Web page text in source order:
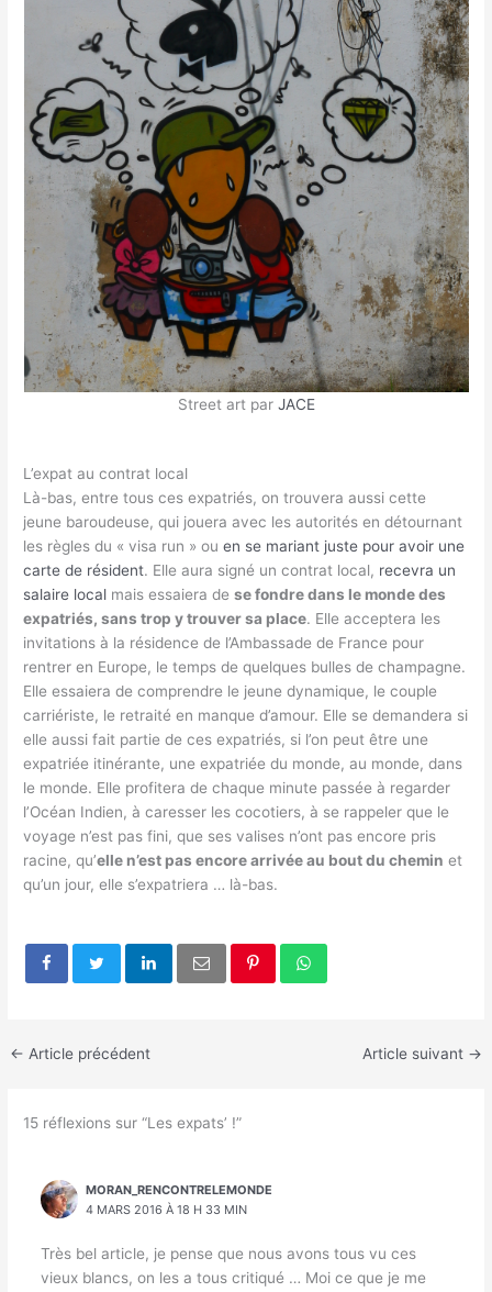
Street art par JACE
L’expat au contrat local
Là-bas, entre tous ces expatriés, on trouvera aussi cette
jeune baroudeuse, qui jouera avec les autorités en détournant
les règles du « visa run » ouen se mariant juste pour avoir une
carte de résident. Elle aura signé un contrat local, recevra un
salaire local mais essaiera dese fondre dans le monde des
expatriés, sans trop y trouver sa place. Elle acceptera les
invitations à la résidence de l’Ambassade de France pour
rentrer en Europe, le temps de quelques bulles de champagne.
Elle essaiera de comprendre le jeune dynamique, le couple
carriériste, le retraité en manque d’amour. Elle se demandera si
elle aussi fait partie de ces expatriés, si l’on peut être une
expatriée itinérante, une expatriée du monde, au monde, dans
le monde. Elle profitera de chaque minute passée à regarder
l’Océan Indien, à caresser les cocotiers, à se rappeler que le
voyage n’est pas fini, que ses valises n’ont pas encore pris
racine, qu’elle n’est pas encore arrivée au bout du chemin et
qu’un jour, elle s’expatriera … là-bas.
← Article précédent Article suivant →
15 réflexions sur “Les expats’ !”
MORAN_RENCONTRELEMONDE
4 MARS 2016 À 18 H 33 MIN
Très bel article, je pense que nous avons tous vu ces
vieux blancs, on les a tous critiqué … Moi ce que je me